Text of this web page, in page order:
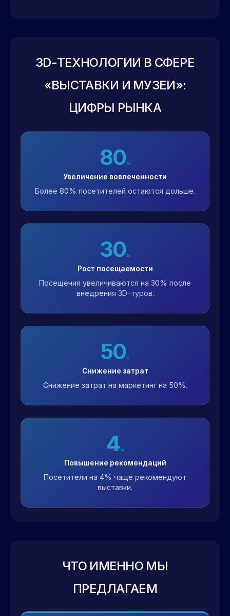
3D-ТЕХНОЛОГИИ В СФЕРЕ
«ВЫСТАВКИ И МУЗЕИ»:
ЦИФРЫ РЫНКА
80%
Увеличение вовлеченности
Более 80% посетителей остаются дольше.
30%
Рост посещаемости
Посещения увеличиваются на 30% после
внедрения 3D-туров.
50%
Снижение затрат
Снижение затрат на маркетинг на 50%.
4 %
Повышение рекомендаций
Посетители на 4% чаще рекомендуют
выставки.
ЧТО ИМЕННО МЫ
ПРЕДЛАГАЕМ